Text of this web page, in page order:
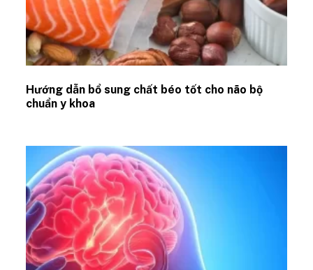
Hướng dẫn bổ sung chất béo tốt cho não bộ
chuẩn y khoa